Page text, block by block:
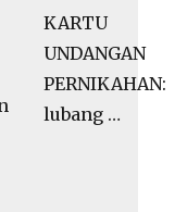
KARTU
UNDANGAN
PERNIKAHAN:
lubang …